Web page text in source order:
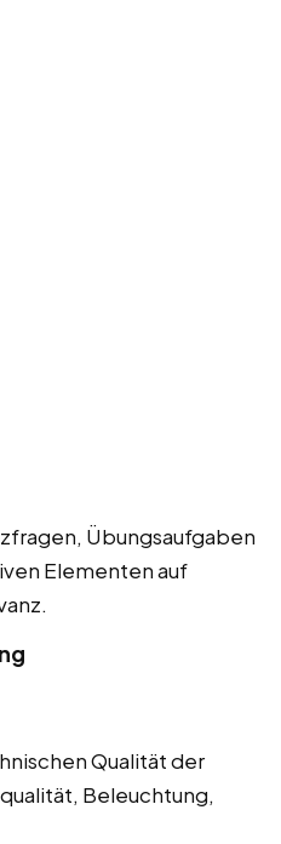
Übungsaufgaben
Elementen auf
Qualität der
Beleuchtung,